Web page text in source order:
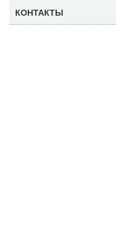
КОНТАКТЫ